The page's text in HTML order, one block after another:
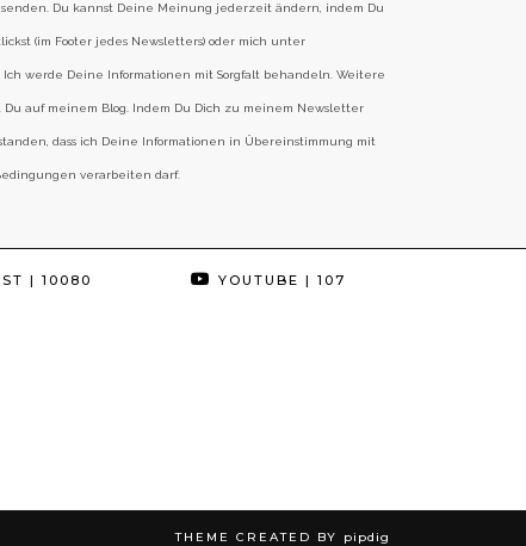
Du kannst Deine Meinung jederzeit ändern, indem Du
(im Footer jedes Newsletters) oder mich unter
Ich werde Deine Informationen mit Sorgfalt behandeln. Weitere
auf meinem Blog. Indem Du Dich zu meinem Newsletter
dass ich Deine Informationen in Übereinstimmung mit
verarbeiten darf.
| 10080 YOUTUBE | 107
THEME CREATED BY pipdig